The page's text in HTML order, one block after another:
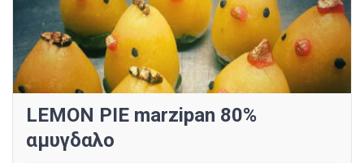
LEMON PIE marzipan 80%
αμυγδαλο